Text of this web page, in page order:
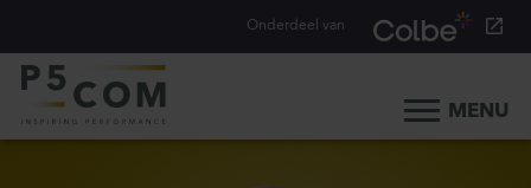
Onderdeel van
MENU